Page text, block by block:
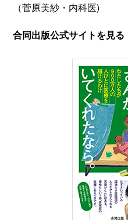
（菅原美紗・内科医)
合同出版公式サイトを見る